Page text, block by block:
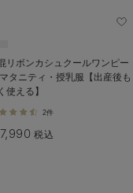
リボンカシュクールワンピー
タニティ・授乳服【出産後も
使える】
2件
税込